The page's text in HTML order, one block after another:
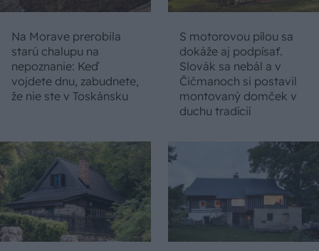
Na Morave prerobila
starú chalupu na
nepoznanie: Keď
vojdete dnu, zabudnete,
že nie ste v Toskánsku
S motorovou pílou sa
dokáže aj podpísať.
Slovák sa nebál a v
Čičmanoch si postavil
montovaný domček v
duchu tradícií